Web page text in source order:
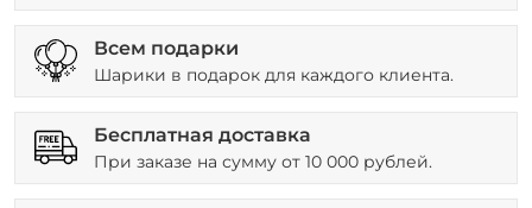
Всем подарки
Шарики в подарок для каждого клиента.
Бесплатная доставка
При заказе на сумму от 10 000 рублей.